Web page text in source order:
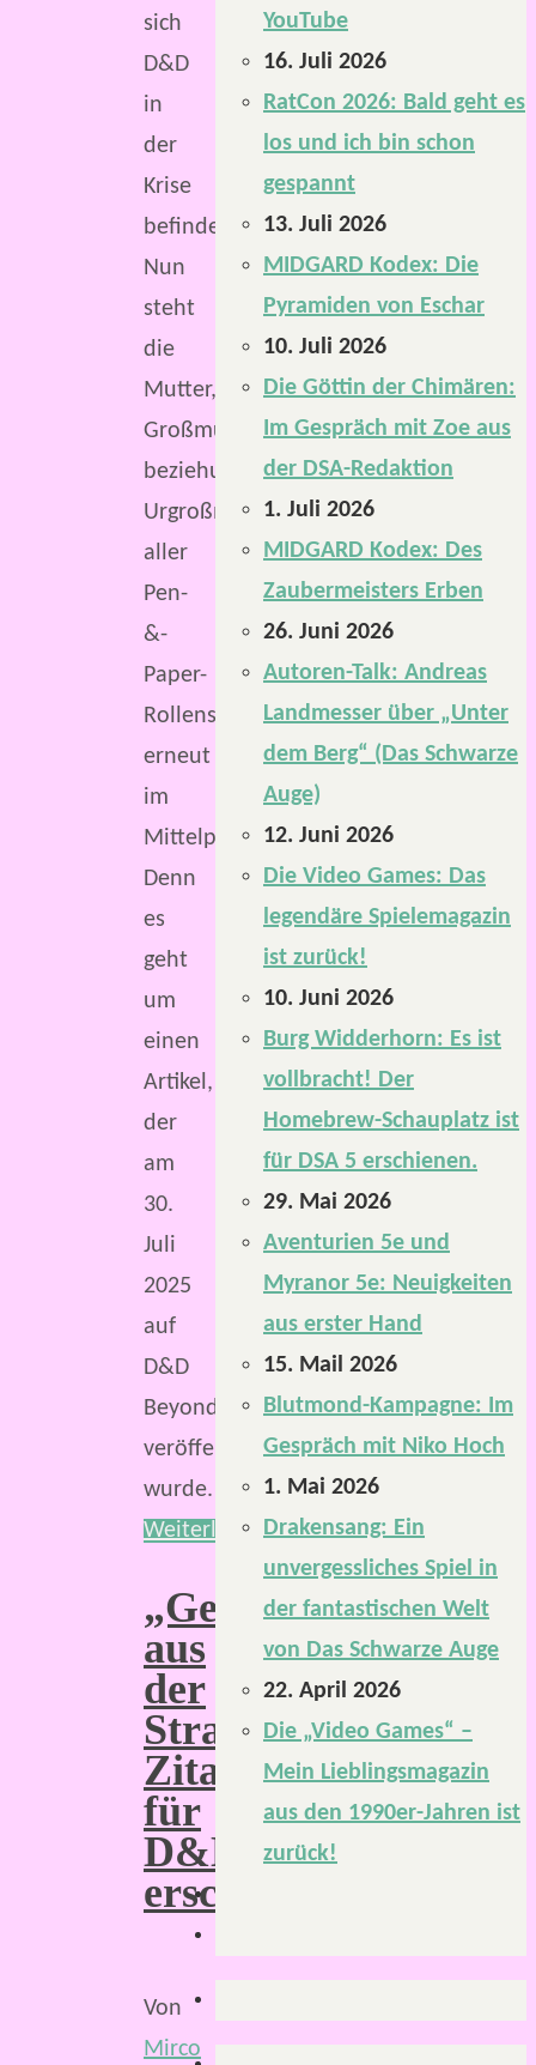
sich
D&D
in
der
Krise
befindet.
Nun
steht
die
Mutter,
Großmutter
beziehungsweise
Urgroßmutter
aller
Pen-
&-
Paper-
Rollenspiele
erneut
im
Mittelpunkt.
Denn
es
geht
um
einen
Artikel,
der
am
30.
Juli
2025
auf
D&D
Beyond
veröffentlicht
wurde.
Weiterlesen
„Geschichten
aus
der
Strahlenden
Zitadelle“
für
D&D
erschienen
Von
Mirco
YouTube
16. Juli 2026
RatCon 2026: Bald geht es
los und ich bin schon
gespannt
13. Juli 2026
MIDGARD Kodex: Die
Pyramiden von Eschar
10. Juli 2026
Die Göttin der Chimären:
Im Gespräch mit Zoe aus
der DSA-Redaktion
1. Juli 2026
MIDGARD Kodex: Des
Zaubermeisters Erben
26. Juni 2026
Autoren-Talk: Andreas
Landmesser über „Unter
dem Berg“ (Das Schwarze
Auge)
12. Juni 2026
Die Video Games: Das
legendäre Spielemagazin
ist zurück!
10. Juni 2026
Burg Widderhorn: Es ist
vollbracht! Der
Homebrew-Schauplatz ist
für DSA 5 erschienen.
29. Mai 2026
Aventurien 5e und
Myranor 5e: Neuigkeiten
aus erster Hand
15. Mail 2026
Blutmond-Kampagne: Im
Gespräch mit Niko Hoch
1. Mai 2026
Drakensang: Ein
unvergessliches Spiel in
der fantastischen Welt
von Das Schwarze Auge
22. April 2026
Die „Video Games“ –
Mein Lieblingsmagazin
aus den 1990er-Jahren ist
zurück!